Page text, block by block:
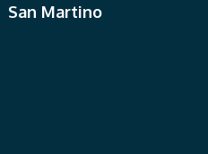
San Martino